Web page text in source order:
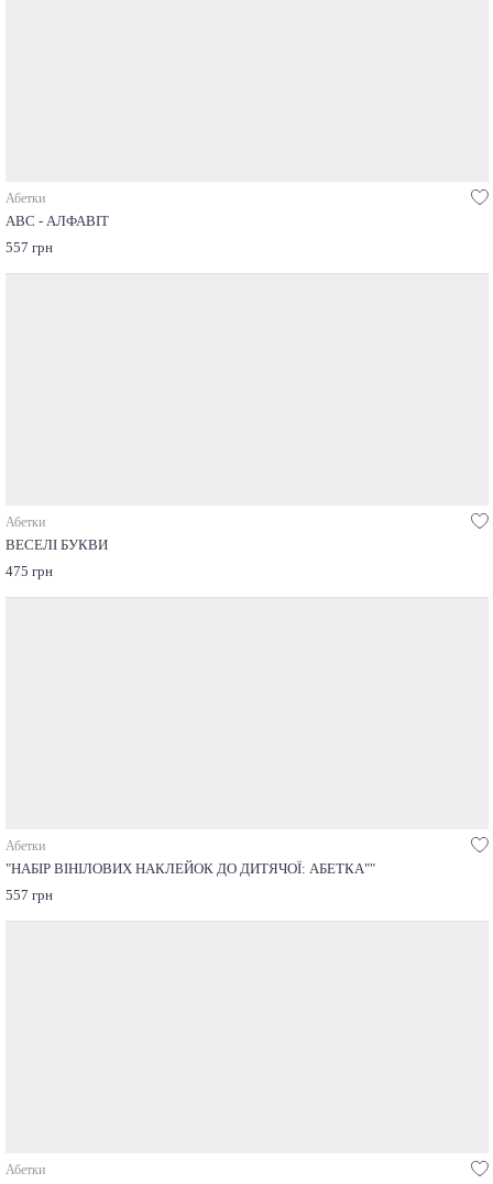
Абетки
ABC - АЛФАВІТ
557 грн
Абетки
ВЕСЕЛІ БУКВИ
475 грн
Абетки
"НАБІР ВІНІЛОВИХ НАКЛЕЙОК ДО ДИТЯЧОЇ: АБЕТКА""
557 грн
Абетки